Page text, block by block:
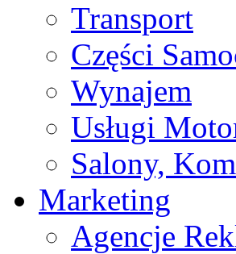
Transport
Części
Wynajem
Usługi
Salony,
Marketing
Agencje